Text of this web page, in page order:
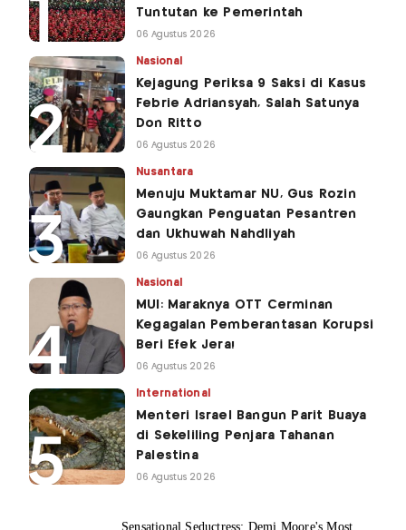
Tuntutan ke Pemerintah
06 Agustus 2026
Nasional
Kejagung Periksa 9 Saksi di Kasus
Febrie Adriansyah, Salah Satunya
Don Ritto
06 Agustus 2026
Nusantara
Menuju Muktamar NU, Gus Rozin
Gaungkan Penguatan Pesantren
dan Ukhuwah Nahdliyah
06 Agustus 2026
Nasional
MUI: Maraknya OTT Cerminan
Kegagalan Pemberantasan Korupsi
Beri Efek Jera!
06 Agustus 2026
International
Menteri Israel Bangun Parit Buaya
di Sekeliling Penjara Tahanan
Palestina
06 Agustus 2026